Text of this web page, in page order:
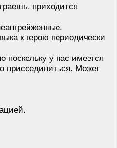
приходится
к герою периодически
поскольку у нас имеется
присоединиться. Может